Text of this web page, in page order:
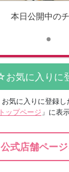
本日公開中の
お気に入りに登録し
トップページ 」に表
公式店舗ページ